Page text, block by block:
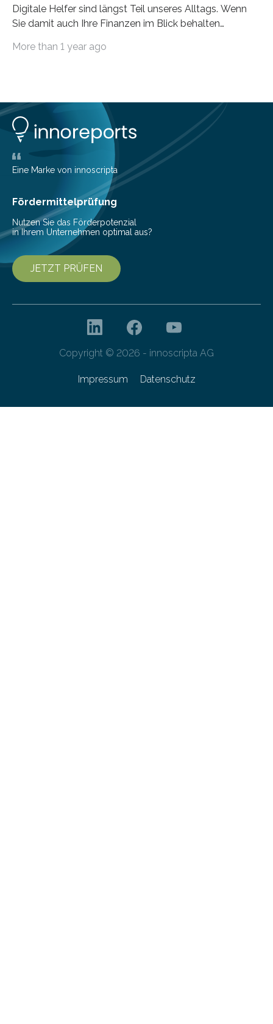
Digitale Helfer sind längst Teil unseres Alltags. Wenn
Sie damit auch Ihre Finanzen im Blick behalten
die genau das ermöglichen: Sie helfen Ihnen, Ausgaben
Lösungen interessieren. 1. Multibanking-Tools: Alle
Konten auf einen Blick Viele Banken bieten bereits in
ihrem Online-Banking eine Multibanking-Funktion an,
mit der sich Konten bei anderen Banken…
More than 1 year ago
Eine Marke von innoscripta
Fördermittelprüfung
Nutzen Sie das Förderpotenzial
in Ihrem Unternehmen optimal aus?
JETZT PRÜFEN
Copyright © 2026 - innoscripta AG
Impressum Datenschutz